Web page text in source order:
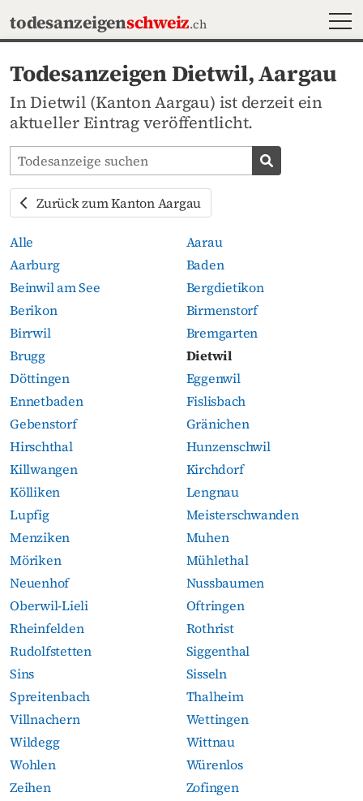
todesanzeigenschweiz.ch
Todesanzeigen Dietwil, Aargau
In Dietwil (Kanton Aargau) ist derzeit ein
aktueller Eintrag veröffentlicht.
Todesanzeigen-Portal durchsuchen
Todesanzeige
Zurück zum Kanton Aargau
Alle
Aarau
Aarburg
Baden
Beinwil am See
Bergdietikon
Berikon
Birmenstorf
Birrwil
Bremgarten
Brugg
Dietwil
Döttingen
Eggenwil
Ennetbaden
Fislisbach
Gebenstorf
Gränichen
Hirschthal
Hunzenschwil
Killwangen
Kirchdorf
Kölliken
Lengnau
Lupfig
Meisterschwanden
Menziken
Muhen
Möriken
Mühlethal
Neuenhof
Nussbaumen
Oberwil-Lieli
Oftringen
Rheinfelden
Rothrist
Rudolfstetten
Siggenthal
Sins
Sisseln
Spreitenbach
Thalheim
Villnachern
Wettingen
Wildegg
Wittnau
Wohlen
Würenlos
Zeihen
Zofingen